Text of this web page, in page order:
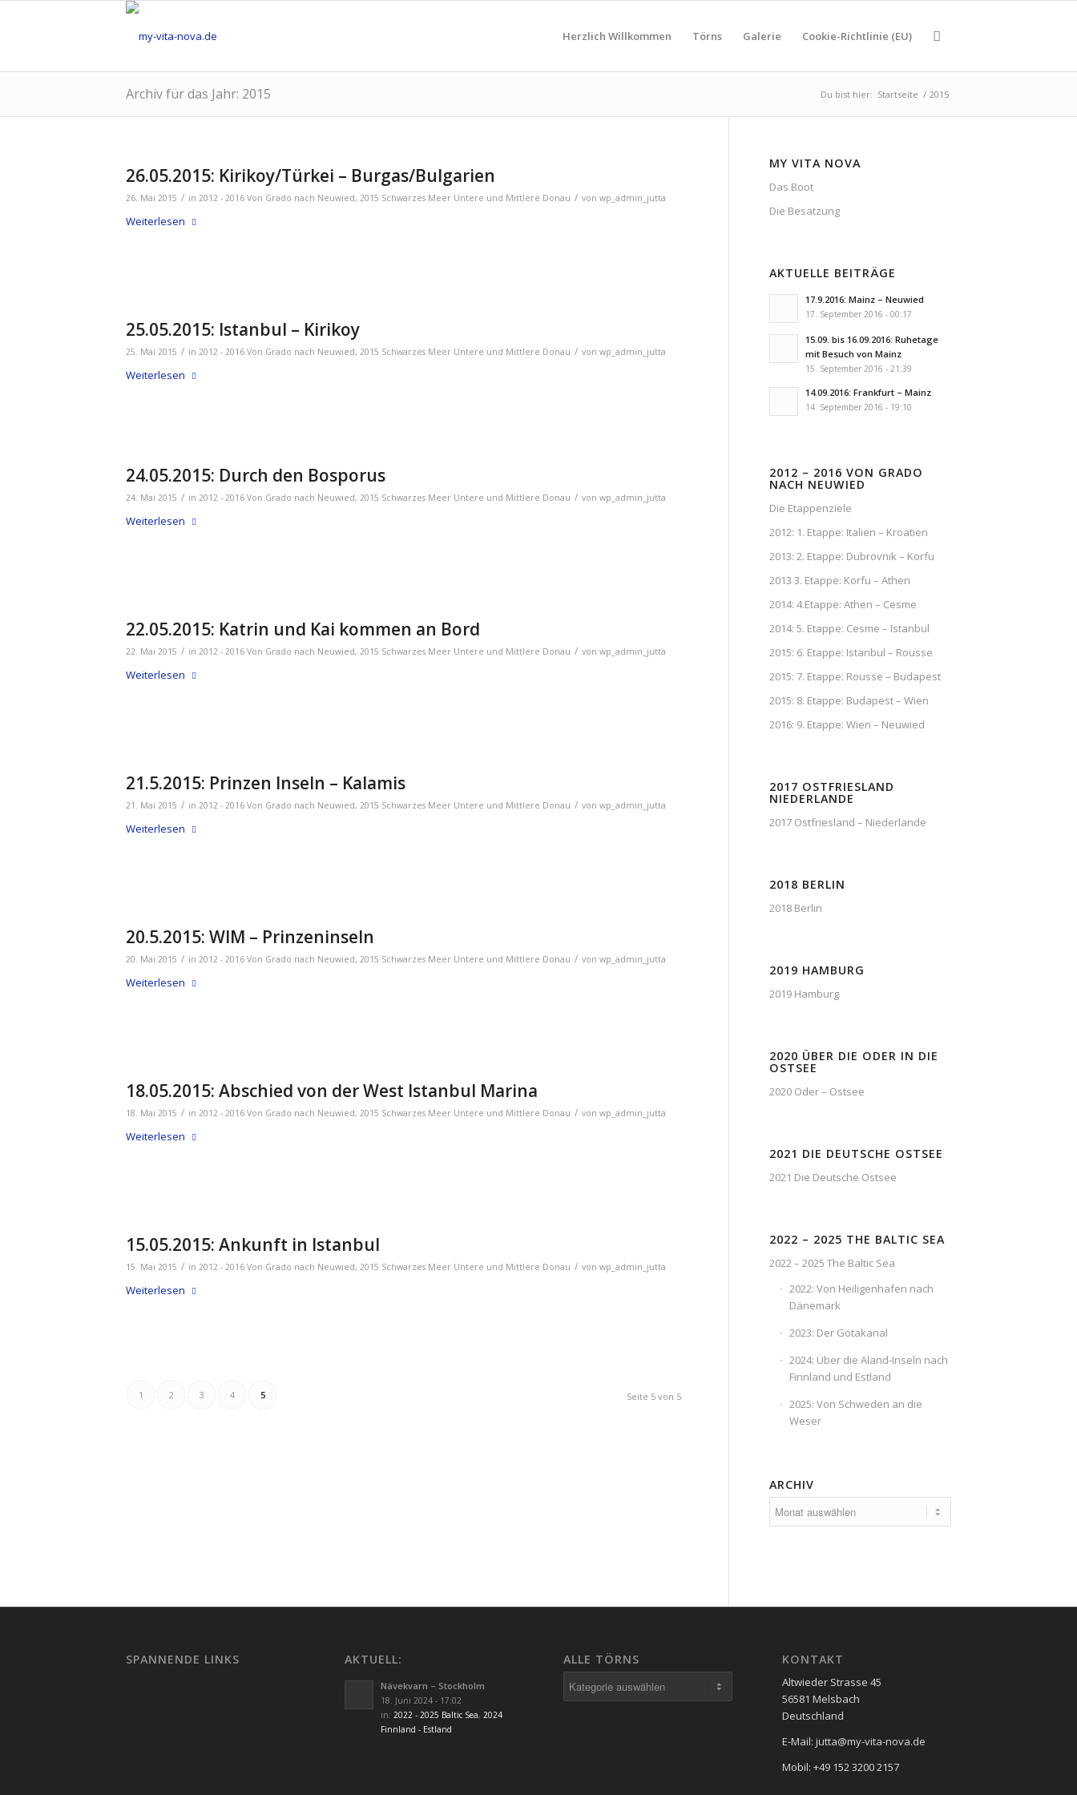
Herzlich Willkommen Törns Galerie Cookie-Richtlinie (EU)
Archiv für das Jahr: 2015 Du bist hier: Startseite / 2015
26.05.2015: Kirikoy/Türkei – Burgas/Bulgarien
26. Mai 2015 / in 2012 - 2016 Von Grado nach Neuwied, 2015 Schwarzes Meer Untere und Mittlere Donau / von wp_admin_jutta
Weiterlesen
25.05.2015: Istanbul – Kirikoy
25. Mai 2015 / in 2012 - 2016 Von Grado nach Neuwied, 2015 Schwarzes Meer Untere und Mittlere Donau / von wp_admin_jutta
Weiterlesen
24.05.2015: Durch den Bosporus
24. Mai 2015 / in 2012 - 2016 Von Grado nach Neuwied, 2015 Schwarzes Meer Untere und Mittlere Donau / von wp_admin_jutta
Weiterlesen
22.05.2015: Katrin und Kai kommen an Bord
22. Mai 2015 / in 2012 - 2016 Von Grado nach Neuwied, 2015 Schwarzes Meer Untere und Mittlere Donau / von wp_admin_jutta
Weiterlesen
21.5.2015: Prinzen Inseln – Kalamis
21. Mai 2015 / in 2012 - 2016 Von Grado nach Neuwied, 2015 Schwarzes Meer Untere und Mittlere Donau / von wp_admin_jutta
Weiterlesen
20.5.2015: WIM – Prinzeninseln
20. Mai 2015 / in 2012 - 2016 Von Grado nach Neuwied, 2015 Schwarzes Meer Untere und Mittlere Donau / von wp_admin_jutta
Weiterlesen
18.05.2015: Abschied von der West Istanbul Marina
18. Mai 2015 / in 2012 - 2016 Von Grado nach Neuwied, 2015 Schwarzes Meer Untere und Mittlere Donau / von wp_admin_jutta
Weiterlesen
15.05.2015: Ankunft in Istanbul
15. Mai 2015 / in 2012 - 2016 Von Grado nach Neuwied, 2015 Schwarzes Meer Untere und Mittlere Donau / von wp_admin_jutta
Weiterlesen
Seite 5 von 5
1 2 3 4 5
MY VITA NOVA
Das Boot
Die Besatzung
AKTUELLE BEITRÄGE
17.9.2016: Mainz – Neuwied
17. September 2016 - 00:17
15.09. bis 16.09.2016: Ruhetage
mit Besuch von Mainz
15. September 2016 - 21:39
14.09.2016: Frankfurt – Mainz
14. September 2016 - 19:10
2012 – 2016 VON GRADO
NACH NEUWIED
Die Etappenziele
2012: 1. Etappe: Italien – Kroatien
2013: 2. Etappe: Dubrovnik – Korfu
2013 3. Etappe: Korfu – Athen
2014: 4.Etappe: Athen – Cesme
2014: 5. Etappe: Cesme – Istanbul
2015: 6. Etappe: Istanbul – Rousse
2015: 7. Etappe: Rousse – Budapest
2015: 8. Etappe: Budapest – Wien
2016: 9. Etappe: Wien – Neuwied
2017 OSTFRIESLAND
NIEDERLANDE
2017 Ostfriesland – Niederlande
2018 BERLIN
2018 Berlin
2019 HAMBURG
2019 Hamburg
2020 ÜBER DIE ODER IN DIE
OSTSEE
2020 Oder – Ostsee
2021 DIE DEUTSCHE OSTSEE
2021 Die Deutsche Ostsee
2022 – 2025 THE BALTIC SEA
2022 – 2025 The Baltic Sea
2022: Von Heiligenhafen nach
Dänemark
2023: Der Götakanal
2024: Über die Aland-Inseln nach
Finnland und Estland
2025: Von Schweden an die
Weser
ARCHIV
SPANNENDE LINKS AKTUELL:
Nävekvarn – Stockholm
18. Juni 2024 - 17:02
in: 2022 - 2025 Baltic Sea, 2024
Finnland - Estland
ALLE TÖRNS KONTAKT
Altwieder Strasse 45
56581 Melsbach
Deutschland
E-Mail: jutta@my-vita-nova.de
Mobil: +49 152 3200 2157